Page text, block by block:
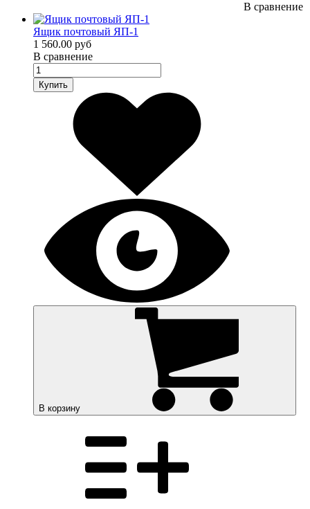
В сравнение
Ящик почтовый ЯП-1
1 560.00 руб
В сравнение
Купить
В корзину